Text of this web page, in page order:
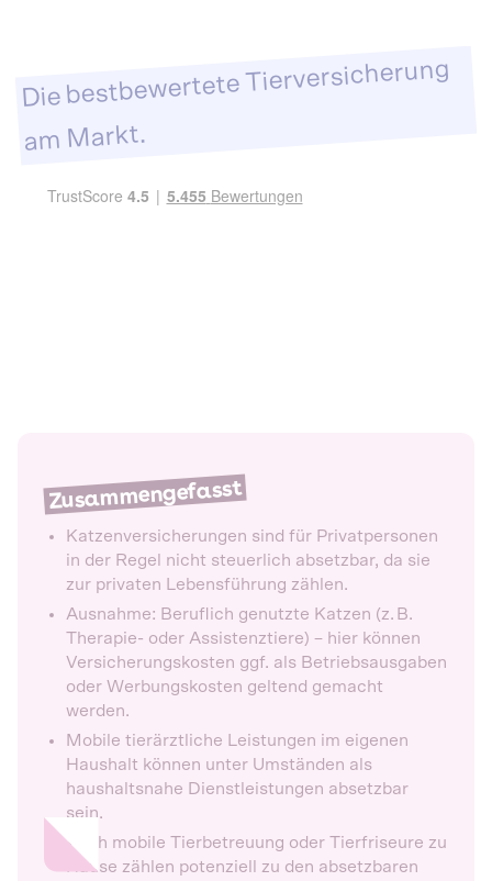
Die bestbewertete Tierversicherung
am Markt.
Zusammengefasst
Katzenversicherungen sind für Privatpersonen
in der Regel nicht steuerlich absetzbar, da sie
zur privaten Lebensführung zählen.
Ausnahme: Beruflich genutzte Katzen (z. B.
Therapie- oder Assistenztiere) – hier können
Versicherungskosten ggf. als Betriebsausgaben
oder Werbungskosten geltend gemacht
werden.
Mobile tierärztliche Leistungen im eigenen
Haushalt können unter Umständen als
haushaltsnahe Dienstleistungen absetzbar
sein.
Auch mobile Tierbetreuung oder Tierfriseure zu
Hause zählen potenziell zu den absetzbaren